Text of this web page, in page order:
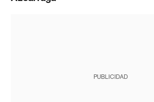
PUBLICIDAD